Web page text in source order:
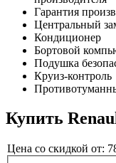
Гарантия
Центральный
Кондиционер
Бортовой
Подушка
Круиз-контроль
Купить
Цена со скидкой от: